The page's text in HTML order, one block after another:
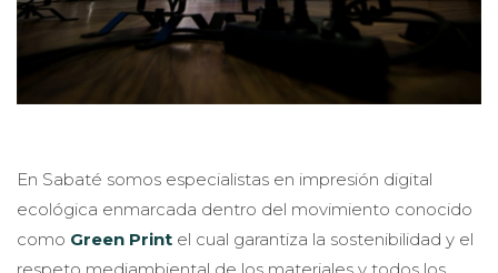
En Sabaté somos especialistas en impresión digital
ecológica enmarcada dentro del movimiento conocido
como Green Print el cual garantiza la sostenibilidad y el
respeto mediambiental de los materiales y todos los